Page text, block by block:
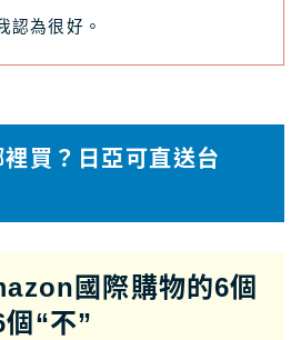
認為很好。
買？日亞可直送台
國際購物的6個
“不”